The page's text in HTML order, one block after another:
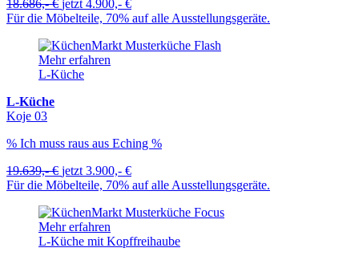
18.686,- € jetzt 4.900,- €
Für die Möbelteile, 70% auf alle Ausstellungsgeräte.
Mehr erfahren
L-Küche
L-Küche
Koje 03
% Ich muss raus aus Eching %
19.639,- € jetzt 3.900,- €
Für die Möbelteile, 70% auf alle Ausstellungsgeräte.
Mehr erfahren
L-Küche mit Kopffreihaube